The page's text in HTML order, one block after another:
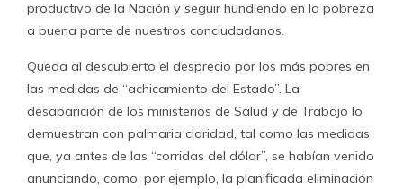
productivo de la Nación y seguir hundiendo en la pobreza
a buena parte de nuestros conciudadanos.
Queda al descubierto el desprecio por los más pobres en
las medidas de “achicamiento del Estado”. La
desaparición de los ministerios de Salud y de Trabajo lo
demuestran con palmaria claridad, tal como las medidas
que, ya antes de las “corridas del dólar”, se habían venido
anunciando, como, por ejemplo, la planificada eliminación